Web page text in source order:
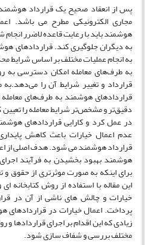
پس از انعقاد صحیح یک قرارداد
مجاری الکترونیکی مطرح می باشد.
هوشمند باید با رعایت قاعده لاضرر
به دیگران جلوگیری کند. قراردادهای
به انجام عملیات مختلف بر اساس
به طرف‌های معامله امکان دسترسی به
قرارداد و تغییر شرایط آن را
قراردادهای هوشمند به طرف‌های
دقیق‌تر و مشخص‌تر شرایط معامله را تعیین
در عمل کرد و کارایی قراردادهای
عدم اعمال خیارات باعث کاهش
قرارداد هوشمند می شود. هدف اصلی از
هوشمند بهبود بخشیدن به فرآیند
برای اینکه به صورت موثرتری از حقوق
این مقاله با استفاده از روش کتابخانه
خیارات و چالش های ناشی از آن در
پرداخت. اعمال خیارات در قراردادهای
زیادی که این اقدام بر اجرای قراردادها و
مختلف بررسی و شفاف سازی شود.